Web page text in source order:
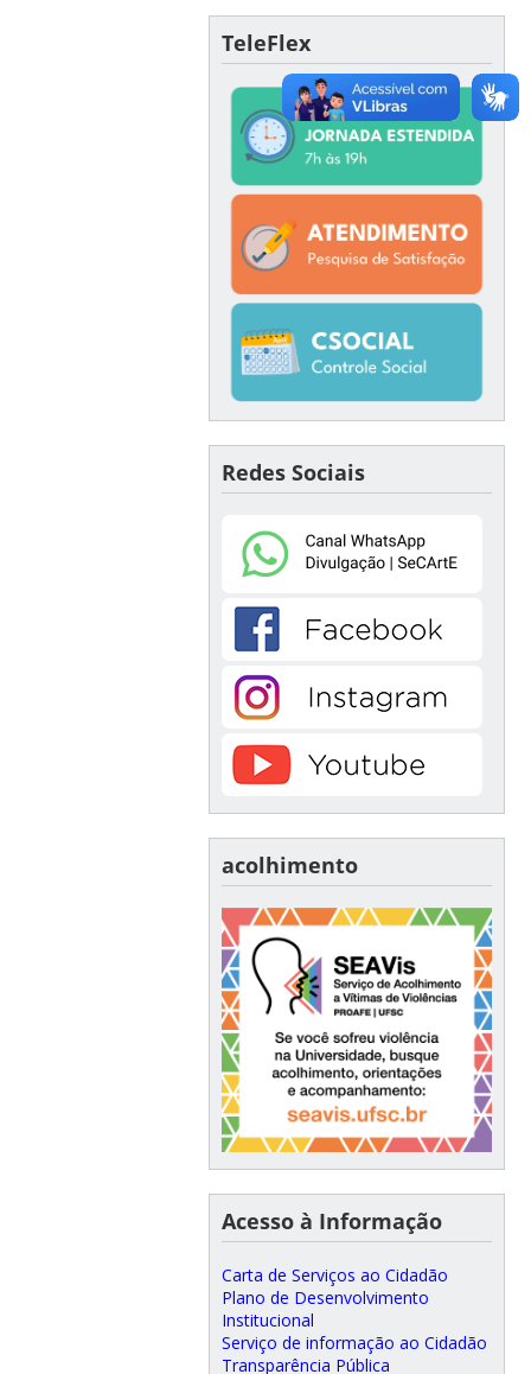
TeleFlex
Redes Sociais
acolhimento
Acesso à Informação
Carta de Serviços ao Cidadão
Plano de Desenvolvimento
Institucional
Serviço de informação ao Cidadão
Transparência Pública